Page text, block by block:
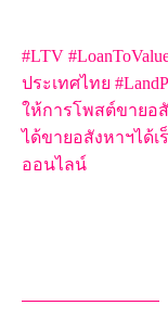
#LTV
ประเทศไทย
ให้การโพสต์ขายอสั
ได้ขายอสังหาฯได้เ
ออนไลน์